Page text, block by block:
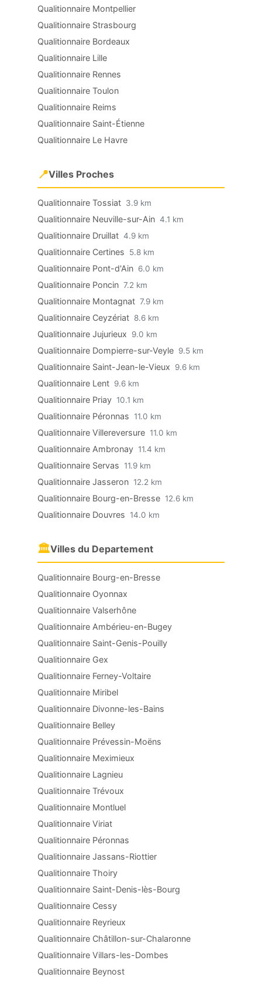
Qualitionnaire Montpellier
Qualitionnaire Strasbourg
Qualitionnaire Bordeaux
Qualitionnaire Lille
Qualitionnaire Rennes
Qualitionnaire Toulon
Qualitionnaire Reims
Qualitionnaire Saint-Étienne
Qualitionnaire Le Havre
📍Villes Proches
Qualitionnaire Tossiat 3.9 km
Qualitionnaire Neuville-sur-Ain 4.1 km
Qualitionnaire Druillat 4.9 km
Qualitionnaire Certines 5.8 km
Qualitionnaire Pont-d'Ain 6.0 km
Qualitionnaire Poncin 7.2 km
Qualitionnaire Montagnat 7.9 km
Qualitionnaire Ceyzériat 8.6 km
Qualitionnaire Jujurieux 9.0 km
Qualitionnaire Dompierre-sur-Veyle 9.5 km
Qualitionnaire Saint-Jean-le-Vieux 9.6 km
Qualitionnaire Lent 9.6 km
Qualitionnaire Priay 10.1 km
Qualitionnaire Péronnas 11.0 km
Qualitionnaire Villereversure 11.0 km
Qualitionnaire Ambronay 11.4 km
Qualitionnaire Servas 11.9 km
Qualitionnaire Jasseron 12.2 km
Qualitionnaire Bourg-en-Bresse 12.6 km
Qualitionnaire Douvres 14.0 km
🏛Villes du Departement
Qualitionnaire Bourg-en-Bresse
Qualitionnaire Oyonnax
Qualitionnaire Valserhône
Qualitionnaire Ambérieu-en-Bugey
Qualitionnaire Saint-Genis-Pouilly
Qualitionnaire Gex
Qualitionnaire Ferney-Voltaire
Qualitionnaire Miribel
Qualitionnaire Divonne-les-Bains
Qualitionnaire Belley
Qualitionnaire Prévessin-Moëns
Qualitionnaire Meximieux
Qualitionnaire Lagnieu
Qualitionnaire Trévoux
Qualitionnaire Montluel
Qualitionnaire Viriat
Qualitionnaire Péronnas
Qualitionnaire Jassans-Riottier
Qualitionnaire Thoiry
Qualitionnaire Saint-Denis-lès-Bourg
Qualitionnaire Cessy
Qualitionnaire Reyrieux
Qualitionnaire Châtillon-sur-Chalaronne
Qualitionnaire Villars-les-Dombes
Qualitionnaire Beynost